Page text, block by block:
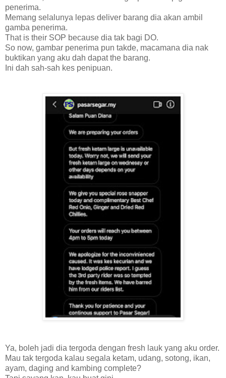
penerima.
Memang selalunya lepas deliver barang dia akan ambil
gamba penerima.
That is their SOP because dia tak bagi DO.
So now, gambar penerima pun takde, macamana dia nak
buktikan yang aku dah dapat the barang.
Ini dah sah-sah kes penipuan.
Ya, boleh jadi dia tergoda dengan fresh lauk yang aku order.
Mau tak tergoda kalau segala ketam, udang, sotong, ikan,
ayam, daging and kambing complete?